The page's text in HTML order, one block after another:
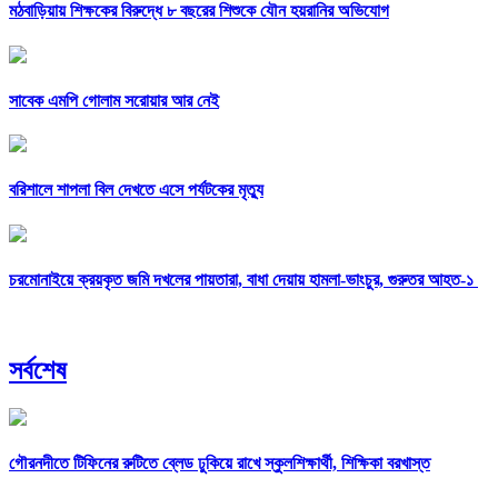
মঠবাড়িয়ায় শিক্ষকের বিরুদ্ধে ৮ বছরের শিশুকে যৌন হয়রানির অভিযোগ
সাবেক এমপি গোলাম সরোয়ার আর নেই
বরিশালে শাপলা বিল দেখতে এসে পর্যটকের মৃত্যু
চরমোনাইয়ে ক্রয়কৃত জমি দখলের পায়তারা, বাধা দেয়ায় হামলা-ভাংচুর, গুরুতর আহত-১
সর্বশেষ
গৌরনদীতে টিফিনের রুটিতে ব্লেড ঢুকিয়ে রাখে স্কুলশিক্ষার্থী, শিক্ষিকা বরখাস্ত